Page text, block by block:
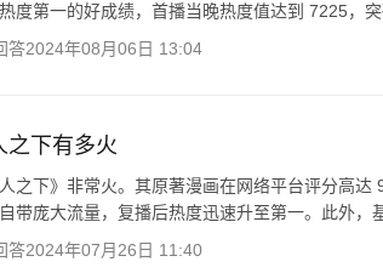
度第一的好成绩，首播当晚热度值达到 7225，
答2024年08月06日 13:04
之下有多火
人之下》非常火。其原著漫画在网络平台评分高
带庞大流量，复播后热度迅速升至第一。此外，
答2024年07月26日 11:40